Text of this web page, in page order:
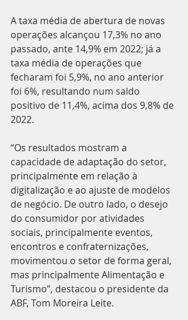
A taxa média de abertura de novas
operações alcançou 17,3% no ano
passado, ante 14,9% em 2022; já a
taxa média de operações que
fecharam foi 5,9%, no ano anterior
foi 6%, resultando num saldo
positivo de 11,4%, acima dos 9,8% de
2022.
“Os resultados mostram a
capacidade de adaptação do setor,
principalmente em relação à
digitalização e ao ajuste de modelos
de negócio. De outro lado, o desejo
do consumidor por atividades
sociais, principalmente eventos,
encontros e confraternizações,
movimentou o setor de forma geral,
mas principalmente Alimentação e
Turismo”, destacou o presidente da
ABF, Tom Moreira Leite.